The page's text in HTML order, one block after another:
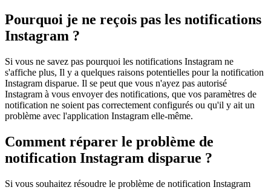
Pourquoi je ne reçois pas les notifications
Instagram ?
Si vous ne savez pas pourquoi les notifications Instagram ne
s'affiche plus, Il y a quelques raisons potentielles pour la notification
Instagram disparue. Il se peut que vous n'ayez pas autorisé
Instagram à vous envoyer des notifications, que vos paramètres de
notification ne soient pas correctement configurés ou qu'il y ait un
problème avec l'application Instagram elle-même.
Comment réparer le problème de
notification Instagram disparue ?
Si vous souhaitez résoudre le problème de notification Instagram